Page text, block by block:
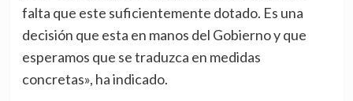
falta que este suficientemente dotado. Es una
decisión que esta en manos del Gobierno y que
esperamos que se traduzca en medidas
concretas», ha indicado.